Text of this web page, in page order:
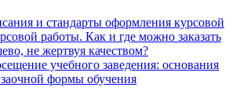
и стандарты оформления курсовой
работы. Как и где можно заказать
не жертвуя качеством?
учебного заведения: основания
формы обучения